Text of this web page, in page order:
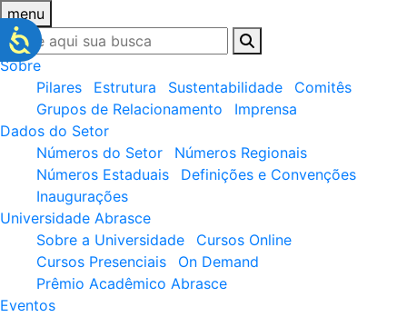
menu
Sobre
Pilares
Estrutura Sustentabilidade
Comitês
Grupos de Relacionamento
Imprensa
Dados do Setor
Números do Setor
Números Regionais
Números Estaduais
Definições e Convenções
Inaugurações
Universidade Abrasce
Sobre a Universidade
Cursos Online
Cursos Presenciais
On Demand
Prêmio Acadêmico Abrasce
Eventos